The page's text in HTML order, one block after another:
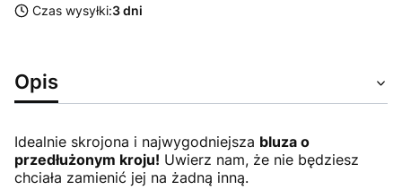
Czas wysyłki:3 dni
Opis
Idealnie skrojona i najwygodniejsza bluza o
przedłużonym kroju! Uwierz nam, że nie będziesz
chciała zamienić jej na żadną inną.